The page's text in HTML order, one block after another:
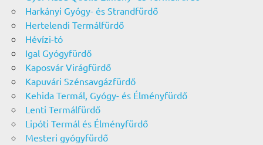
Harkányi Gyógy- és Strandfürdő
Hertelendi Termálfürdő
Hévízi-tó
Igal Gyógyfürdő
Kaposvár Virágfürdő
Kapuvári Szénsavgázfürdő
Kehida Termál, Gyógy- és Élményfürdő
Lenti Termálfürdő
Lipóti Termál és Élményfürdő
Mesteri gyógyfürdő